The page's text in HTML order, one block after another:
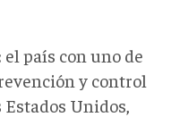
país con uno de
y control
Unidos,